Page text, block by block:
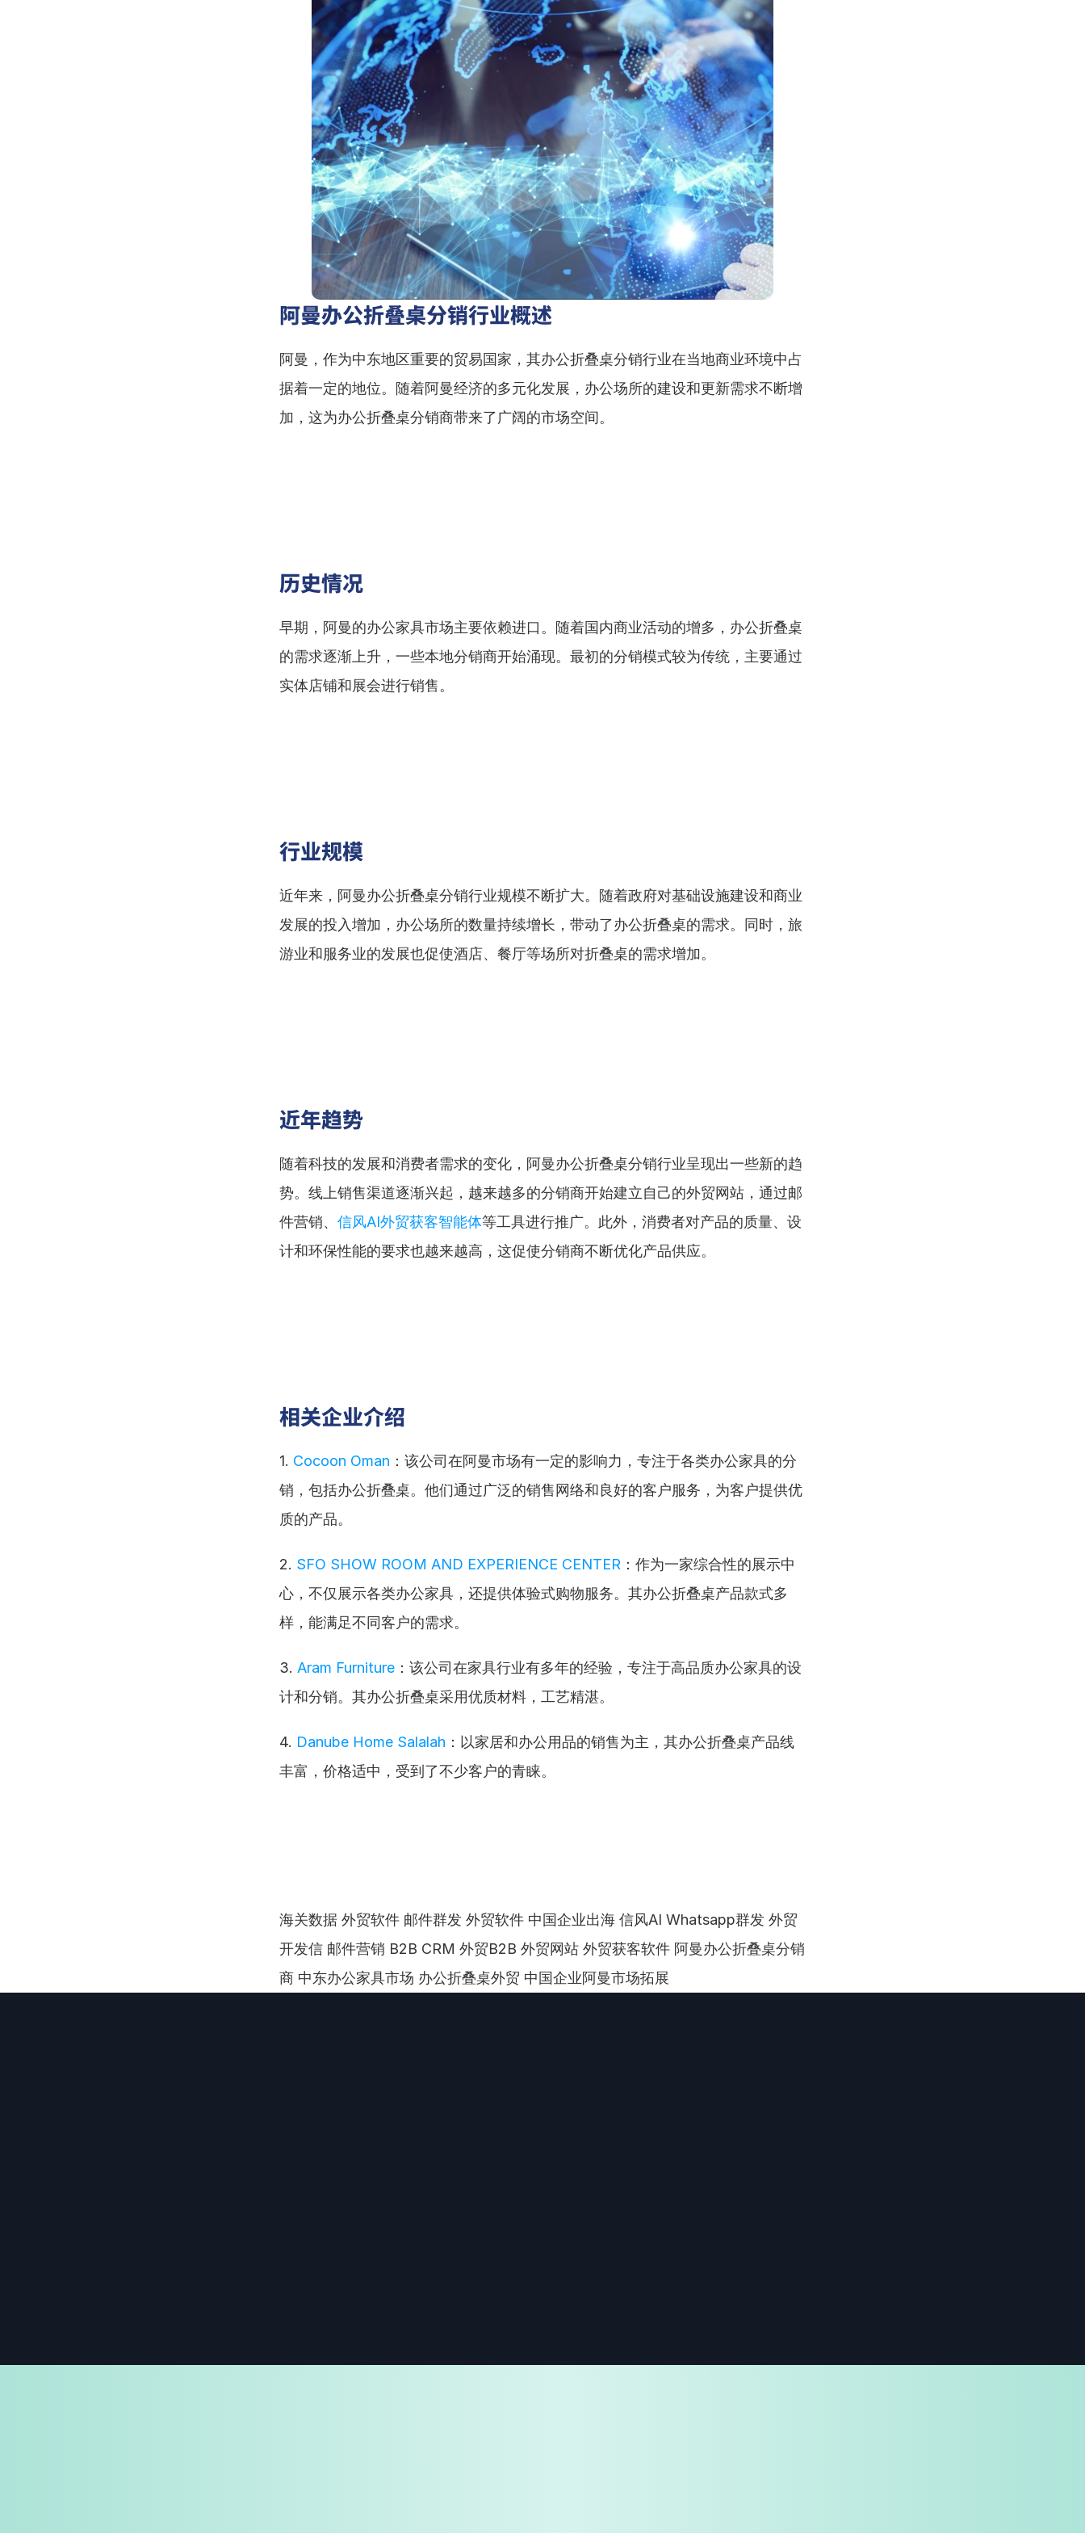
阿曼办公折叠桌分销行业概述
阿曼，作为中东地区重要的贸易国家，其办公折叠桌分销行业在当地商业环境中占
据着一定的地位。随着阿曼经济的多元化发展，办公场所的建设和更新需求不断增
加，这为办公折叠桌分销商带来了广阔的市场空间。
历史情况
早期，阿曼的办公家具市场主要依赖进口。随着国内商业活动的增多，办公折叠桌
的需求逐渐上升，一些本地分销商开始涌现。最初的分销模式较为传统，主要通过
实体店铺和展会进行销售。
行业规模
近年来，阿曼办公折叠桌分销行业规模不断扩大。随着政府对基础设施建设和商业
发展的投入增加，办公场所的数量持续增长，带动了办公折叠桌的需求。同时，旅
游业和服务业的发展也促使酒店、餐厅等场所对折叠桌的需求增加。
近年趋势
随着科技的发展和消费者需求的变化，阿曼办公折叠桌分销行业呈现出一些新的趋
势。线上销售渠道逐渐兴起，越来越多的分销商开始建立自己的外贸网站，通过邮
件营销、 信风AI外贸获客智能体等工具进行推广。此外，消费者对产品的质量、设
计和环保性能的要求也越来越高，这促使分销商不断优化产品供应。
相关企业介绍
1. Cocoon Oman ：该公司在阿曼市场有一定的影响力，专注于各类办公家具的分
销，包括办公折叠桌。他们通过广泛的销售网络和良好的客户服务，为客户提供优
质的产品。
2. SFO SHOW ROOM AND EXPERIENCE CENTER ：作为一家综合性的展示中
心，不仅展示各类办公家具，还提供体验式购物服务。其办公折叠桌产品款式多
样，能满足不同客户的需求。
3. Aram Furniture ：该公司在家具行业有多年的经验，专注于高品质办公家具的设
计和分销。其办公折叠桌采用优质材料，工艺精湛。
4. Danube Home Salalah ：以家居和办公用品的销售为主，其办公折叠桌产品线
丰富，价格适中，受到了不少客户的青睐。
海关数据 外贸软件 邮件群发 外贸软件 中国企业出海 信风AI Whatsapp群发 外贸
开发信 邮件营销 B2B CRM 外贸B2B 外贸网站 外贸获客软件 阿曼办公折叠桌分销
商 中东办公家具市场 办公折叠桌外贸 中国企业阿曼市场拓展